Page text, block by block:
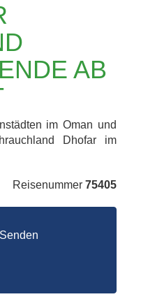
AB
im Oman und
Dhofar im
Reisenummer 75405
Senden